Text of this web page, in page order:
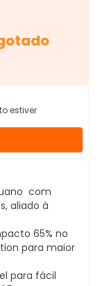
estiver
com
aliado à
65% no
para maior
para fácil